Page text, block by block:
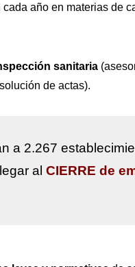
año en materias de
sanitaria
de actas).
a 2.267
al CIERRE de